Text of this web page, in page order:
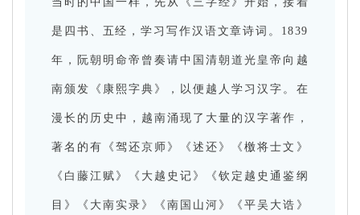
是四书、五经，学习写作汉语文章诗词。1839
年，阮朝明命帝曾奏请中国清朝道光皇帝向越
南颁发《康熙字典》，以便越人学习汉字。在
漫长的历史中，越南涌现了大量的汉字著作，
著名的有《驾还京师》《述还》《檄将士文》
《白藤江赋》《大越史记》《钦定越史通鉴纲
目》《大南实录》《南国山河》《平吴大诰》